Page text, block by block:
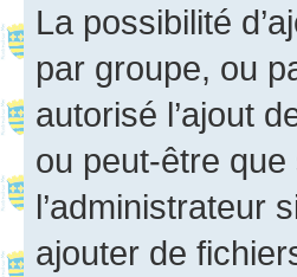
La possibilité
par groupe, ou
autorisé l’ajout
ou peut-être
l’administrateur
ajouter de